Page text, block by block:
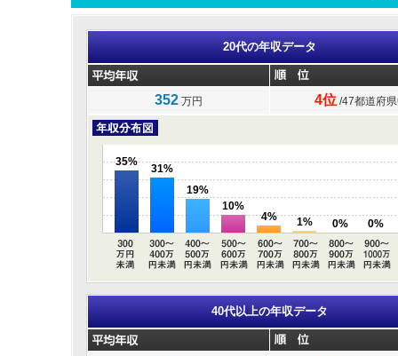
20代の年収データ
352 万円 4位 /47都道府
35%
31%
19%
10%
4%
1% 0% 0%
40代以上の年収データ